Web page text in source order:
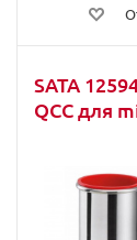
SATA
QCC для